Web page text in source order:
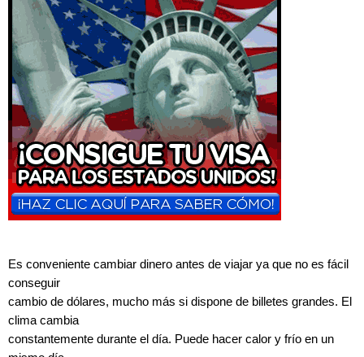
Es conveniente cambiar dinero antes de viajar ya que no es fácil
conseguir
cambio de dólares, mucho más si dispone de billetes grandes. El
clima cambia
constantemente durante el día. Puede hacer calor y frío en un